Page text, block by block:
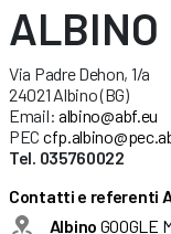
ALBINO
Via Padre Dehon, 1/a
24021 Albino (BG)
Email: albino@abf.eu
PEC
Tel. 035760022
Contatti e referenti
Albino GOOGLE